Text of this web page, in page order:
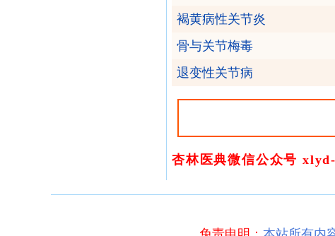
褐黄病性关节炎
骨与关节梅毒
退变性关节病
杏林医典微信公众号